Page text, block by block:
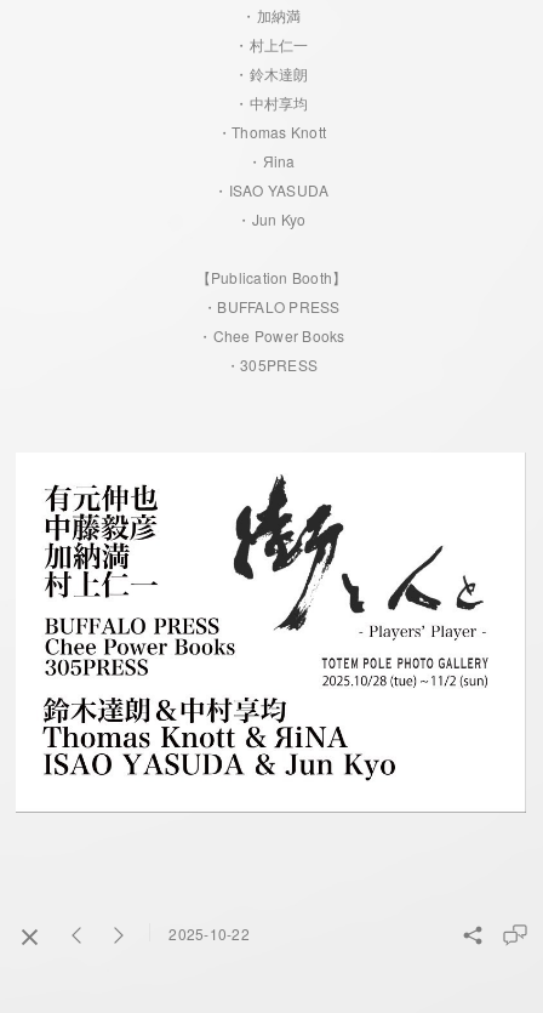
・加納満
・村上仁一
・鈴木達朗
・中村享均
・Thomas Knott
・Яina
・ISAO YASUDA
・Jun Kyo
【Publication Booth】
・BUFFALO PRESS
・Chee Power Books
・305PRESS
2025-10-22